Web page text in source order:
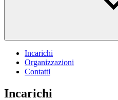
Incarichi
Organizzazioni
Contatti
Incarichi